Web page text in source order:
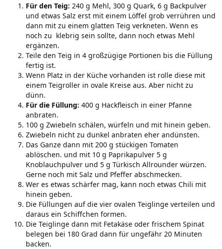
Für den Teig: 240 g Mehl, 300 g Quark, 6 g Backpulver
und etwas Salz erst mit einem Löffel grob verrühren und
dann mit zu einem glatten Teig verkneten. Wenn es
noch zu klebrig sein sollte, dann noch etwas Mehl
ergänzen.
Teile den Teig in 4 großzügige Portionen bis die Füllung
fertig ist.
Wenn Platz in der Küche vorhanden ist rolle diese mit
einem Teigroller in ovale Kreise aus. Aber nicht zu
dünn.
Für die Füllung: 400 g Hackfleisch in einer Pfanne
anbraten.
100 g Zwiebeln schälen, würfeln und mit hinein geben.
Zwiebeln nicht zu dunkel anbraten eher andünsten.
Das Ganze dann mit 200 g stückigen Tomaten
ablöschen. und mit 10 g Paprikapulver 5 g
Knoblauchpulver und 5 g Türkisch Allrounder würzen.
Gerne noch mit Salz und Pfeffer abschmecken.
Wer es etwas schärfer mag, kann noch etwas Chili mit
hinein geben.
Die Füllungen auf die vier ovalen Teiglinge verteilen und
daraus ein Schiffchen formen.
Die Teiglinge dann mit Fetakäse oder frischem Spinat
belegen bei 180 Grad dann für ungefähr 20 Minuten
backen.